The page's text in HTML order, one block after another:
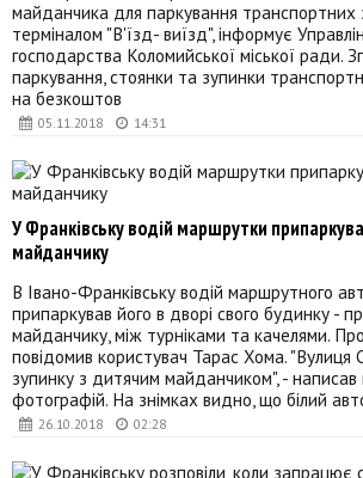
05.11.2018 14:31
майданчика для паркування транспортних
терміналом "В'їзд- виїзд", інформує
господарства Коломийської міської ради.
паркування, стоянки та зупинки
на безкоштов
26.10.2018 02:28
У Франківську водій маршрутки
майданчику
В Івано-Франківську водій маршрутного
припаркував його в дворі свого будинку -
майданчику, між турніками та качелями.
повідомив користувач Тарас Хома. "Вулиця
зупинку з дитячим майданчиком", - написав
фотографій. На знімках видно, що білий